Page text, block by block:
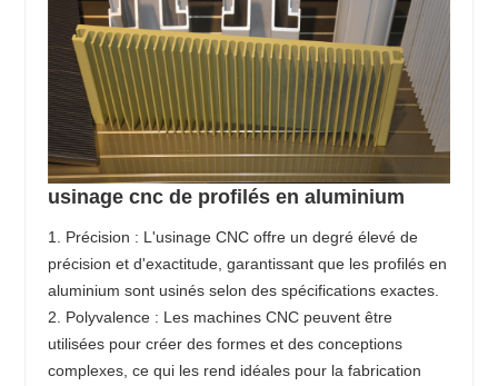
usinage cnc de profilés en aluminium
1. Précision : L'usinage CNC offre un degré élevé de
précision et d'exactitude, garantissant que les profilés en
aluminium sont usinés selon des spécifications exactes.
2. Polyvalence : Les machines CNC peuvent être
utilisées pour créer des formes et des conceptions
complexes, ce qui les rend idéales pour la fabrication